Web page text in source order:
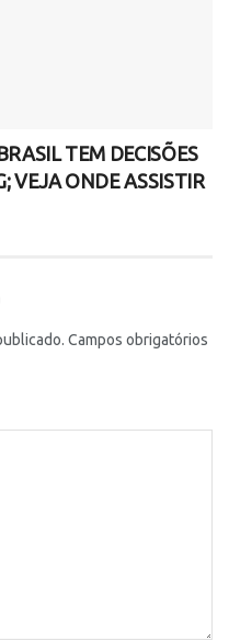
TEM DECISÕES
VEJA ONDE ASSISTIR
Campos obrigatórios